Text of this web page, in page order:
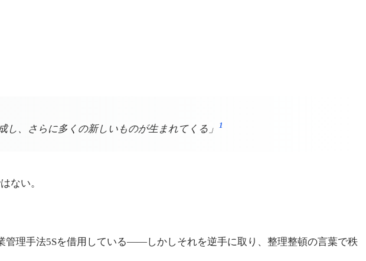
、さらに多くの新しいものが生まれてくる」 1
ない。
管理手法5Sを借用している——しかしそれを逆手に取り、整理整頓の言葉で秩